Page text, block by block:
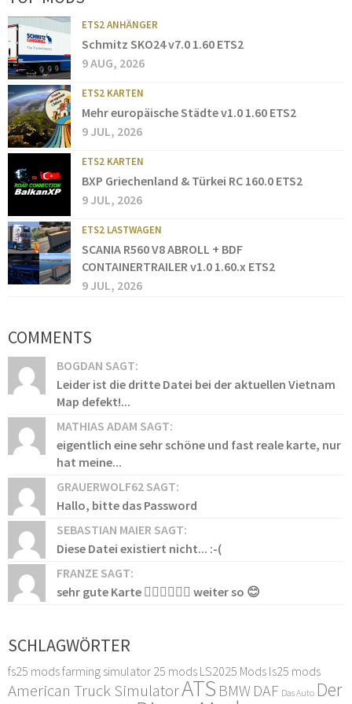
ETS2 ANHÄNGER
Schmitz SKO24 v7.0 1.60 ETS2
9 AUG, 2026
ETS2 KARTEN
Mehr europäische Städte v1.0 1.60 ETS2
9 JUL, 2026
ETS2 KARTEN
BXP Griechenland & Türkei RC 160.0 ETS2
9 JUL, 2026
ETS2 LASTWAGEN
SCANIA R560 V8 ABROLL + BDF
CONTAINERTRAILER v1.0 1.60.x ETS2
9 JUL, 2026
COMMENTS
BOGDAN SAGT:
Leider ist die dritte Datei bei der aktuellen Vietnam
Map defekt!...
MATHIAS ADAM SAGT:
eigentlich eine sehr schöne und fast reale karte, nur
hat meine...
GRAUERWOLF62 SAGT:
Hallo, bitte das Password
SEBASTIAN MAIER SAGT:
Diese Datei existiert nicht... :-(
FRANZE SAGT:
sehr gute Karte 👍🏻👍🏻👍🏻 weiter so 😊
SCHLAGWÖRTER
fs25 modsfarming simulator 25 mods LS2025 Mods ls25 mods
American Truck SimulatorATS BMW DAF Das Auto Der